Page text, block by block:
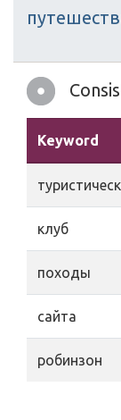
Keyword
клуб
походы
сайта
робинзон